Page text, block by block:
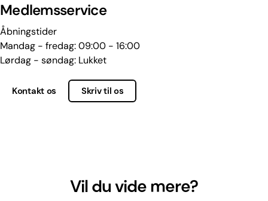
Medlemsservice
Åbningstider
Mandag - fredag: 09:00 - 16:00
Lørdag - søndag: Lukket
Kontakt os Skriv til os
Vil du vide mere?